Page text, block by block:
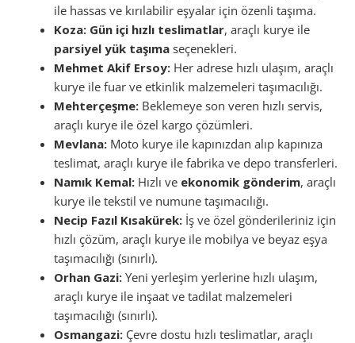
ile hassas ve kırılabilir eşyalar için özenli taşıma.
Koza: Gün içi hızlı teslimatlar, araçlı kurye ile
parsiyel yük taşıma seçenekleri.
Mehmet Akif Ersoy: Her adrese hızlı ulaşım, araçlı
kurye ile fuar ve etkinlik malzemeleri taşımacılığı.
Mehterçeşme: Beklemeye son veren hızlı servis,
araçlı kurye ile özel kargo çözümleri.
Mevlana: Moto kurye ile kapınızdan alıp kapınıza
teslimat, araçlı kurye ile fabrika ve depo transferleri.
Namık Kemal: Hızlı ve ekonomik gönderim, araçlı
kurye ile tekstil ve numune taşımacılığı.
Necip Fazıl Kısakürek: İş ve özel gönderileriniz için
hızlı çözüm, araçlı kurye ile mobilya ve beyaz eşya
taşımacılığı (sınırlı).
Orhan Gazi: Yeni yerleşim yerlerine hızlı ulaşım,
araçlı kurye ile inşaat ve tadilat malzemeleri
taşımacılığı (sınırlı).
Osmangazi: Çevre dostu hızlı teslimatlar, araçlı